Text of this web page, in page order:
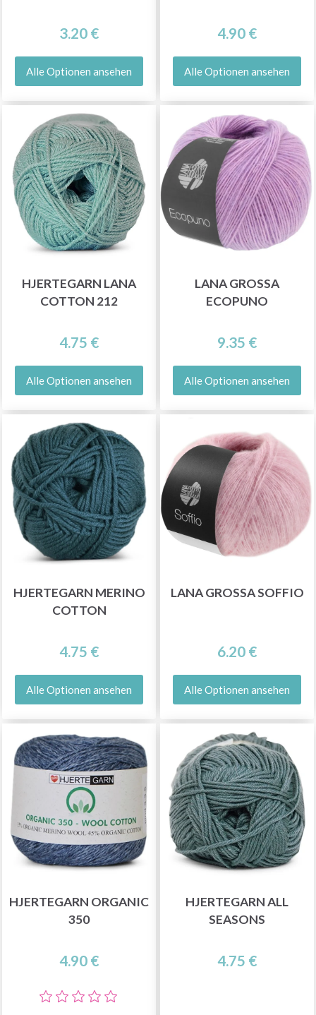
3.20 €
Alle Optionen ansehen
4.90 €
Alle Optionen ansehen
HJERTEGARN LANA
COTTON 212
4.75 €
Alle Optionen ansehen
LANA GROSSA
ECOPUNO
9.35 €
Alle Optionen ansehen
HJERTEGARN MERINO
COTTON
4.75 €
Alle Optionen ansehen
LANA GROSSA SOFFIO
6.20 €
Alle Optionen ansehen
HJERTEGARN ORGANIC
350
4.90 €
HJERTEGARN ALL
SEASONS
4.75 €